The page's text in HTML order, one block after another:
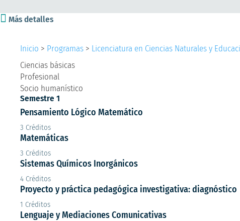
 Más detalles
Inicio > Programas > Licenciatura en Ciencias Naturales y
Ciencias básicas
Profesional
Socio humanístico
Semestre 1
Pensamiento Lógico Matemático
3 Créditos
Matemáticas
3 Créditos
Sistemas Químicos Inorgánicos
4 Créditos
Proyecto y práctica pedagógica investigativa: diagnóstico
1 Créditos
Lenguaje y Mediaciones Comunicativas